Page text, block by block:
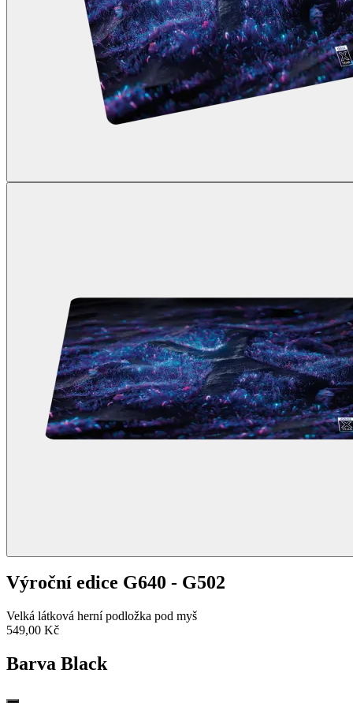
Výroční edice G640 - G502
Velká látková herní podložka pod myš
549,00 Kč
Barva Black